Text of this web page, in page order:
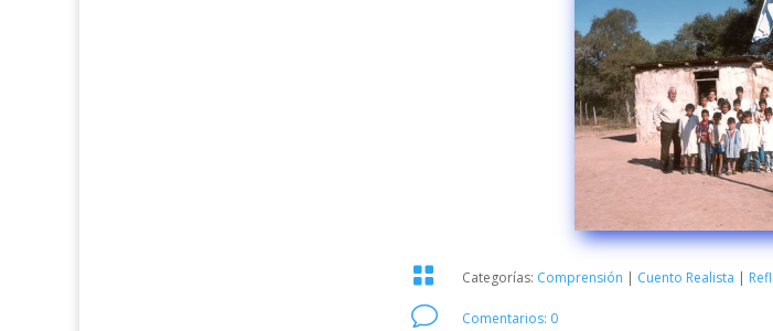
 Categorías: Comprensión | Cuento Realista |
v Comentarios: 0